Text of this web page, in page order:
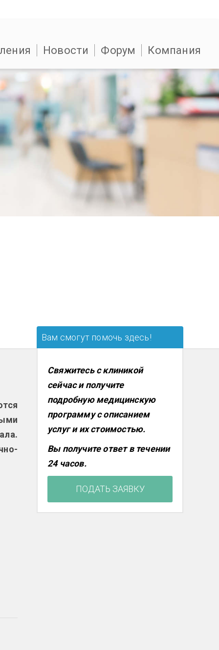
Новости Форум Компания
Вам смогут помочь здесь!
Свяжитесь с клиникой
сейчас и получите
подробную медицинскую
программу с описанием
услуг и их стоимостью.
Вы получите ответ в течении
24 часов.
ПОДАТЬ ЗАЯВКУ